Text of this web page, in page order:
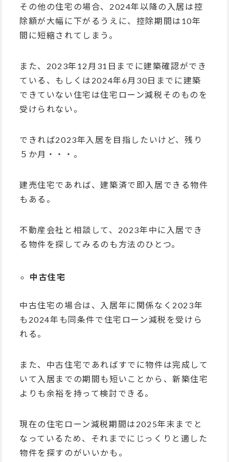
その他の住宅の場合、2024年以降の入居は控
除額が大幅に下がるうえに、控除期間は10年
間に短縮されてしまう。
また、2023年12月31日までに建築確認ができ
ている、もしくは2024年6月30日までに建築
できていない住宅は住宅ローン減税そのものを
受けられない。
できれば2023年入居を目指したいけど、残り
５か月・・・。
建売住宅であれば、建築済で即入居できる物件
もある。
不動産会社と相談して、2023年中に入居でき
る物件を探してみるのも方法のひとつ。
中古住宅
中古住宅の場合は、入居年に関係なく2023年
も2024年も同条件で住宅ローン減税を受けら
れる。
また、中古住宅であればすでに物件は完成して
いて入居までの期間も短いことから、新築住宅
よりも余裕を持って検討できる。
現在の住宅ローン減税期間は2025年末までと
なっているため、それまでにじっくりと適した
物件を探すのがいいかも。